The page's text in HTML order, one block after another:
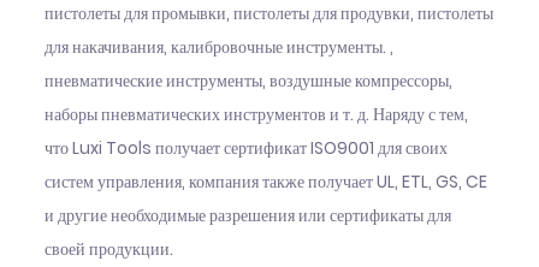
пистолеты для промывки, пистолеты для продувки, пистолеты
для накачивания, калибровочные инструменты. ,
пневматические инструменты, воздушные компрессоры,
наборы пневматических инструментов и т. д. Наряду с тем,
что Luxi Tools получает сертификат ISO9001 для своих
систем управления, компания также получает UL, ETL, GS, CE
и другие необходимые разрешения или сертификаты для
своей продукции.